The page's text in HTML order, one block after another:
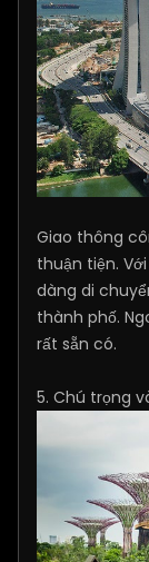
Giao thông
thuận tiện.
dàng di
thành phố.
rất sẵn có.
5. Chú trọng